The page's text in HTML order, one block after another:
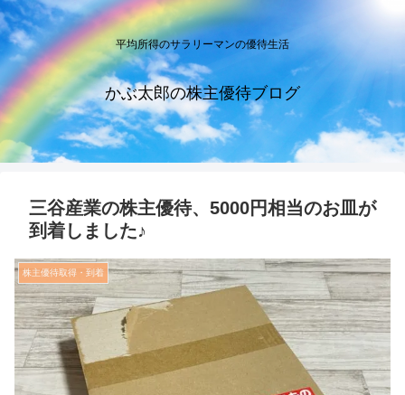
平均所得のサラリーマンの優待生活
かぶ太郎の株主優待ブログ
三谷産業の株主優待、5000円相当のお皿が
到着しました♪
株主優待取得・到着